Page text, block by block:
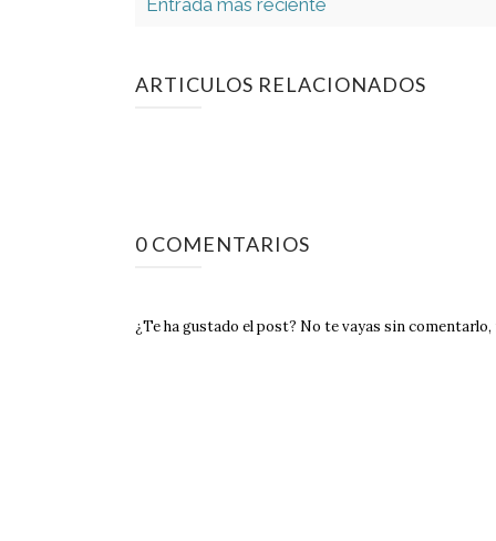
Entrada más reciente
ARTICULOS RELACIONADOS
0 COMENTARIOS
¿Te ha gustado el post? No te vayas sin